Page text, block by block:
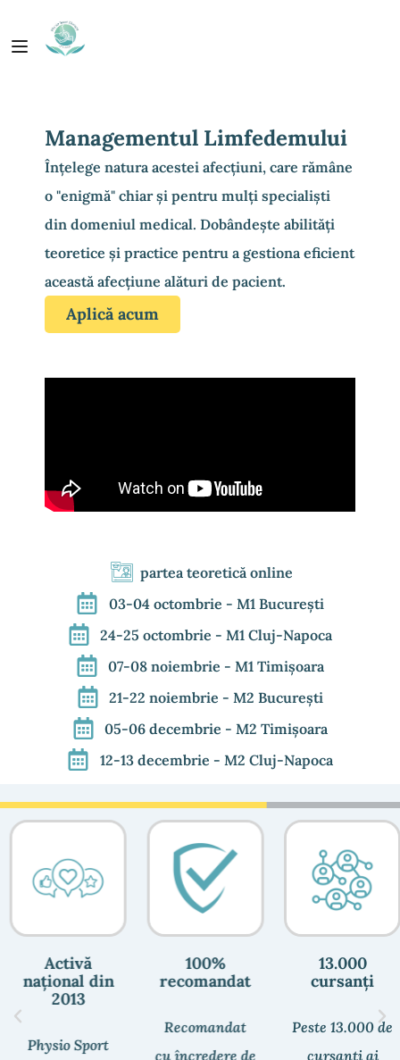
Managementul Limfedemului
Înțelege natura acestei afecțiuni, care rămâne
o "enigmă" chiar și pentru mulți specialiști
din domeniul medical. Dobândește abilități
teoretice și practice pentru a gestiona eficient
această afecțiune alături de pacient.
Aplică acum
partea teoretică online
03-04 octombrie - M1 București
24-25 octombrie - M1 Cluj-Napoca
07-08 noiembrie - M1 Timișoara
21-22 noiembrie - M2 București
05-06 decembrie - M2 Timișoara
12-13 decembrie - M2 Cluj-Napoca
Activă
național din
2013
Physio Sport
100%
recomandat​
Recomandat
cu încredere de
13.000
cursanți
Peste 13.000 de
cursanți ai